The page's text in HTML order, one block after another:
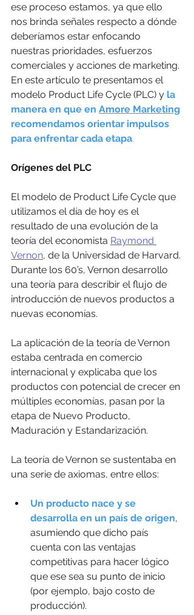
ese proceso estamos, ya que ello
nos brinda señales respecto a dónde
deberíamos estar enfocando
nuestras prioridades, esfuerzos
comerciales y acciones de marketing.
En este artículo te presentamos el
modelo Product Life Cycle (PLC) y la
manera en que en Amore Marketing
recomendamos orientar impulsos
para enfrentar cada etapa.
Orígenes del PLC
El modelo de Product Life Cycle que
utilizamos el día de hoy es el
resultado de una evolución de la
teoría del economista Raymond
Vernon, de la Universidad de Harvard.
Durante los 60’s, Vernon desarrollo
una teoría para describir el flujo de
introducción de nuevos productos a
nuevas economías.
La aplicación de la teoría de Vernon
estaba centrada en comercio
internacional y explicaba que los
productos con potencial de crecer en
múltiples economías, pasan por la
etapa de Nuevo Producto,
Maduración y Estandarización.
La teoría de Vernon se sustentaba en
una serie de axiomas, entre ellos:
Un producto nace y se
desarrolla en un país de origen,
asumiendo que dicho país
cuenta con las ventajas
competitivas para hacer lógico
que ese sea su punto de inicio
(por ejemplo, bajo costo de
producción).